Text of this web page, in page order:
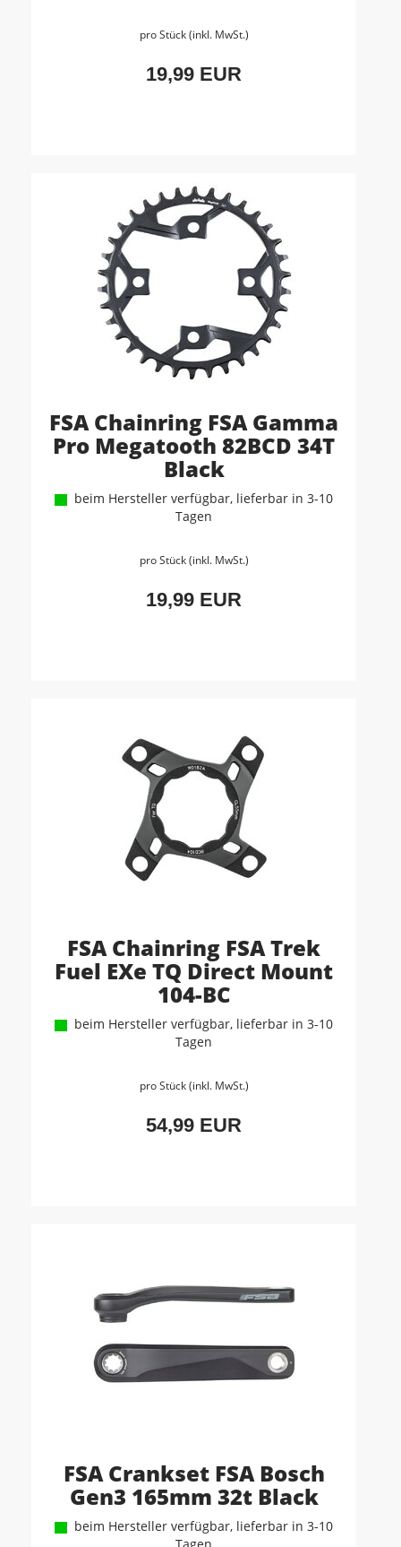
pro Stück (inkl. MwSt.)
19,99 EUR
FSA Chainring FSA Gamma
Pro Megatooth 82BCD 34T
Black
beim Hersteller verfügbar, lieferbar in 3-10
Tagen
pro Stück (inkl. MwSt.)
19,99 EUR
FSA Chainring FSA Trek
Fuel EXe TQ Direct Mount
104-BC
beim Hersteller verfügbar, lieferbar in 3-10
Tagen
pro Stück (inkl. MwSt.)
54,99 EUR
FSA Crankset FSA Bosch
Gen3 165mm 32t Black
beim Hersteller verfügbar, lieferbar in 3-10